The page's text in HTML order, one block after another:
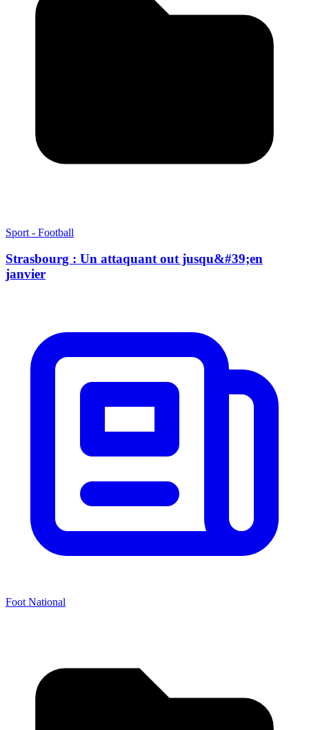
Sport - Football
Strasbourg : Un attaquant out jusqu&#39;en
janvier
Foot National